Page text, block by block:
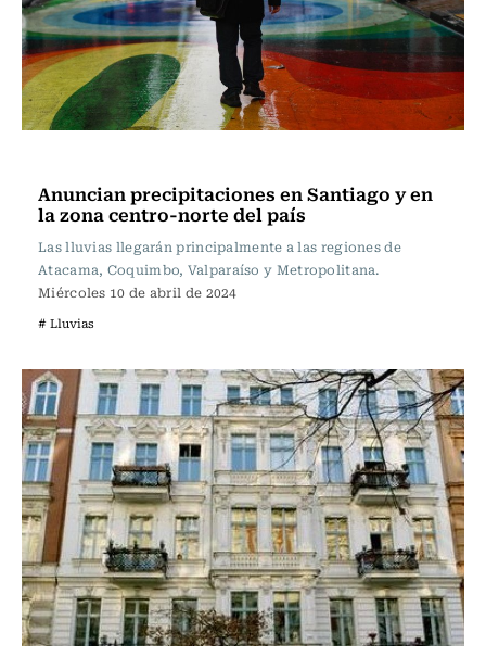
Anuncian precipitaciones en Santiago y en
la zona centro-norte del país
Las lluvias llegarán principalmente a las regiones de
Atacama, Coquimbo, Valparaíso y Metropolitana.
Miércoles 10 de abril de 2024
# Lluvias